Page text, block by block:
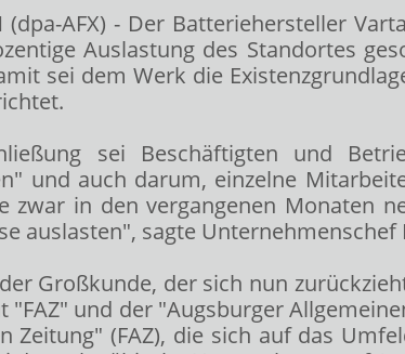
(dpa-AFX) - Der Batteriehersteller
Auslastung des Standortes
sei dem Werk die
sei Beschäftigten und
und auch darum, einzelne
zwar in den vergangenen Monaten
auslasten", sagte
Großkunde, der sich nun
"FAZ" und der "Augsburger
Zeitung" (FAZ), die sich auf das